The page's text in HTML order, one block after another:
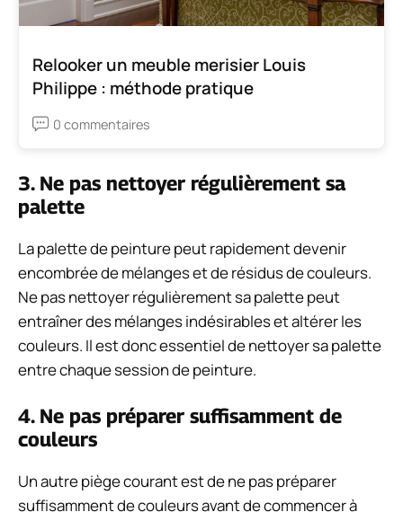
Relooker un meuble merisier Louis
Philippe : méthode pratique
0 commentaires
3. Ne pas nettoyer régulièrement sa
palette
La palette de peinture peut rapidement devenir
encombrée de mélanges et de résidus de couleurs.
Ne pas nettoyer régulièrement sa palette peut
entraîner des mélanges indésirables et altérer les
couleurs. Il est donc essentiel de nettoyer sa palette
entre chaque session de peinture.
4. Ne pas préparer suffisamment de
couleurs
Un autre piège courant est de ne pas préparer
suffisamment de couleurs avant de commencer à